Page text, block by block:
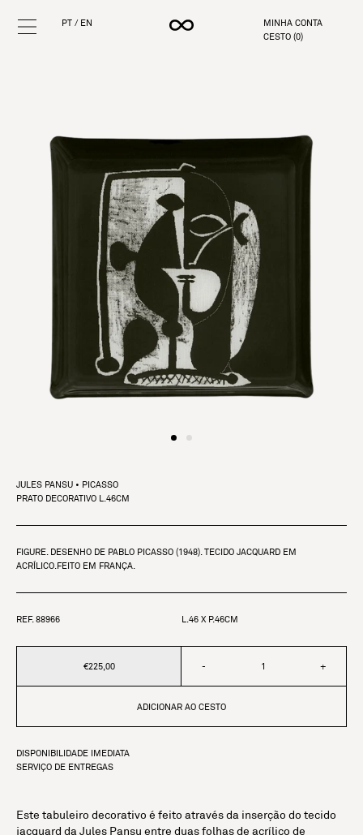
PT / EN
MINHA CONTA
CESTO (0)
JULES PANSU • PICASSO
PRATO DECORATIVO L.46CM
FIGURE. DESENHO DE PABLO PICASSO (1948). TECIDO JACQUARD EM
ACRÍLICO.FEITO EM FRANÇA.
REF. 88966 L.46 X P.46CM
€225,00 - +
ADICIONAR AO CESTO
DISPONIBILIDADE IMEDIATA
SERVIÇO DE ENTREGAS
Este tabuleiro decorativo é feito através da inserção do tecido
jacquard da Jules Pansu entre duas folhas de acrílico de